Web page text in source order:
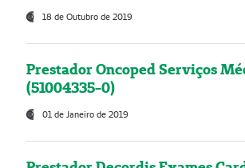
18 de Outubro de 2019
Prestador Oncoped Serviços
(51004335-0)
01 de Janeiro de 2019